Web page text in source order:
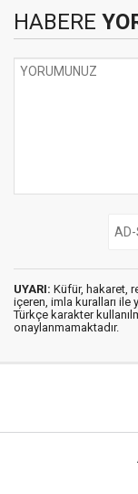
HABERE
UYARI: Küfür, hakaret,
içeren, imla kuralları ile
Türkçe karakter
onaylanmamaktadır.